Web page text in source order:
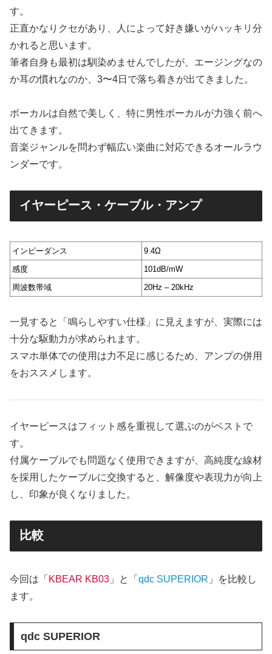
す。
正直かなりクセがあり、人によって好き嫌いがハッキリ分
かれると思います。
筆者自身も最初は馴染めませんでしたが、エージングなの
か耳の慣れなのか、3〜4日で落ち着きが出てきました。
ボーカルは自然で美しく、特に男性ボーカルが力強く前へ
出てきます。
音楽ジャンルを問わず幅広い楽曲に対応できるオールラウ
ンダーです。
イヤーピース・ケーブル・アンプ
インピーダンス
9.4Ω
感度
101dB/mW
周波数帯域
20Hz – 20kHz
一見すると「鳴らしやすい仕様」に見えますが、実際には
十分な駆動力が求められます。
スマホ単体での使用は力不足に感じるため、アンプの併用
をおススメします。
イヤーピースはフィット感を重視して選ぶのがベストで
す。
付属ケーブルでも問題なく使用できますが、高純度な線材
を採用したケーブルに交換すると、解像度や表現力が向上
し、印象が良くなりました。
比較
今回は「 KBEAR KB03 」と「 qdc SUPERIOR 」を比較し
ます。
qdc SUPERIOR